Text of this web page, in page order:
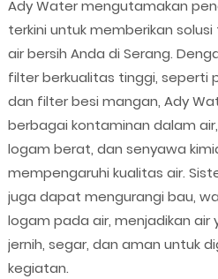
Ady Water mengutamakan
terkini untuk memberikan
air bersih Anda di Serang.
filter berkualitas tinggi, seperti
dan filter besi mangan, Ady
berbagai kontaminan dalam
logam berat, dan senyawa
mempengaruhi kualitas air.
juga dapat mengurangi bau,
logam pada air, menjadikan air
jernih, segar, dan aman untuk
kegiatan.